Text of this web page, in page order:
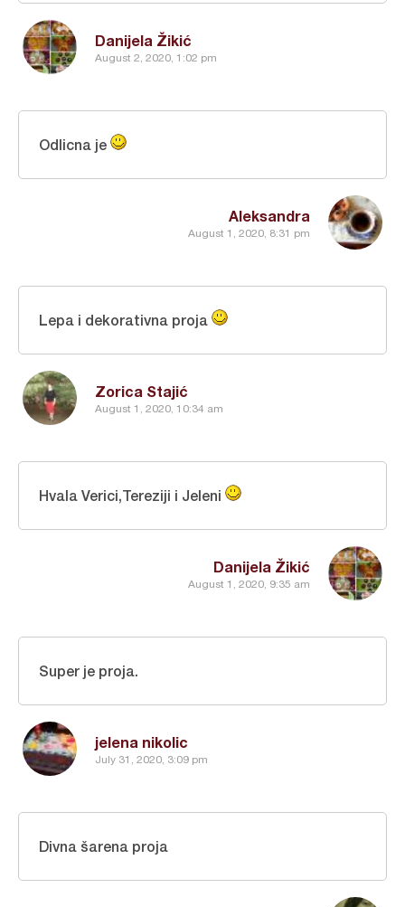
Danijela Žikić
August 2, 2020, 1:02 pm
Aleksandra
August 1, 2020, 8:31 pm
Odlicna je
Zorica Stajić
August 1, 2020, 10:34 am
Lepa i dekorativna proja
Danijela Žikić
August 1, 2020, 9:35 am
Hvala Verici,Tereziji i Jeleni
jelena nikolic
July 31, 2020, 3:09 pm
Super je proja.
Divna šarena proja